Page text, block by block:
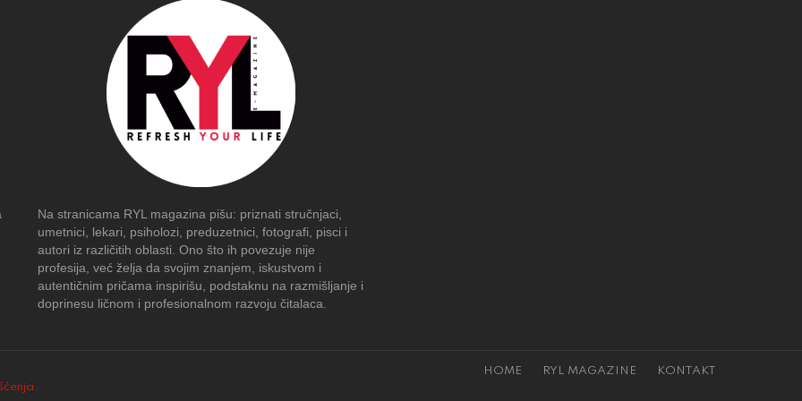
Na stranicama RYL magazina pišu: priznati stručnjaci,
umetnici, lekari, psiholozi, preduzetnici, fotografi, pisci i
autori iz različitih oblasti. Ono što ih povezuje nije
profesija, već želja da svojim znanjem, iskustvom i
autentičnim pričama inspirišu, podstaknu na razmišljanje i
doprinesu ličnom i profesionalnom razvoju čitalaca.
.
HOME RYL MAGAZINE KONTAKT